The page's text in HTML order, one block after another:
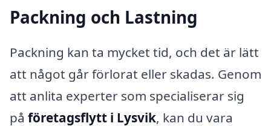
Packning och Lastning
Packning kan ta mycket tid, och det är lätt
att något går förlorat eller skadas. Genom
att anlita experter som specialiserar sig
på företagsflytt i Lysvik, kan du vara